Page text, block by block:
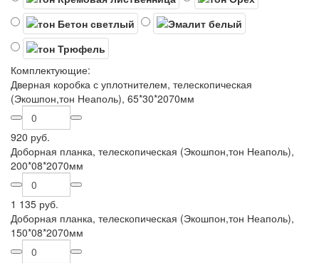
Комплектующие:
Дверная коробка с уплотнителем, телескопическая
(Экошпон,тон Неаполь), 65*30*2070мм
920 руб.
Доборная планка, телескопическая (Экошпон,тон Неаполь),
200*08*2070мм
1 135 руб.
Доборная планка, телескопическая (Экошпон,тон Неаполь),
150*08*2070мм